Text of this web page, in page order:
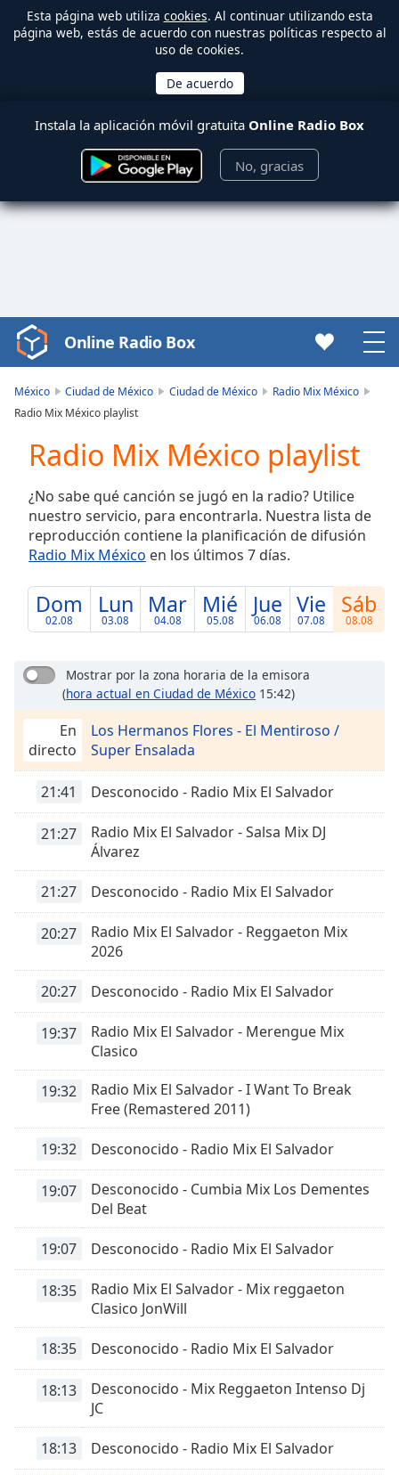
Esta página web utiliza cookies. Al continuar utilizando esta
página web, estás de acuerdo con nuestras políticas respecto al
uso de cookies.
Instala la aplicación móvil gratuita Online Radio Box
No, gracias
Video
Player
loading.
Video
Backward
Skip
Forward
Mute
Time0:00
Duration-:-
0.00%
Stream
live,
currently
behind
Remaining
Playback
Rate
Chapters
Descriptions
descriptions
off,
selected
Subtitles
subtitles
opens
subtitles
dialog
subtitles
off,
Picture-
Picture
Fullscreen
This
Online Radio Box
México Ciudad de México Ciudad de México
Radio Mix México
Radio Mix México playlist
Radio Mix México playlist
¿No sabe qué canción se jugó en la radio? Utilice
nuestro servicio, para encontrarla. Nuestra lista de
reproducción contiene la planificación de difusión
Radio Mix México en los últimos 7 días.
Dom
02.08
Lun
03.08
Mar
04.08
Mié
05.08
Jue
06.08
Vie
07.08
Sáb
08.08
Mostrar por la zona horaria de la emisora
(hora actual en Ciudad de México 15:42)
En
directo
Los Hermanos Flores - El Mentiroso /
Super Ensalada
21:41 Desconocido - Radio Mix El Salvador
21:27
Radio Mix El Salvador - Salsa Mix DJ
Álvarez
21:27 Desconocido - Radio Mix El Salvador
20:27
Radio Mix El Salvador - Reggaeton Mix
2026
20:27 Desconocido - Radio Mix El Salvador
19:37
Radio Mix El Salvador - Merengue Mix
Clasico
19:32
Radio Mix El Salvador - I Want To Break
Free (Remastered 2011)
19:32 Desconocido - Radio Mix El Salvador
19:07
Desconocido - Cumbia Mix Los Dementes
Del Beat
19:07 Desconocido - Radio Mix El Salvador
18:35
Radio Mix El Salvador - Mix reggaeton
Clasico JonWill
18:35 Desconocido - Radio Mix El Salvador
18:13
Desconocido - Mix Reggaeton Intenso Dj
JC
18:13 Desconocido - Radio Mix El Salvador